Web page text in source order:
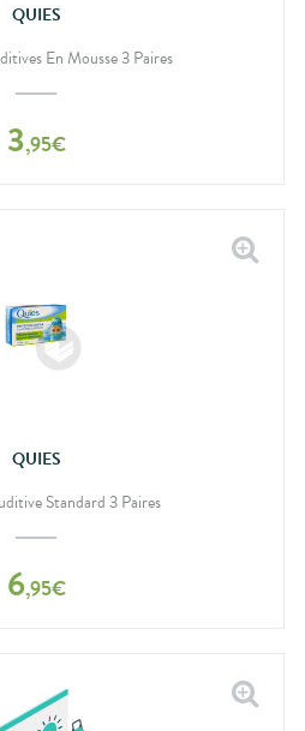
QUIES
En Mousse 3 Paires
3,95€
QUIES
Standard 3 Paires
6,95€